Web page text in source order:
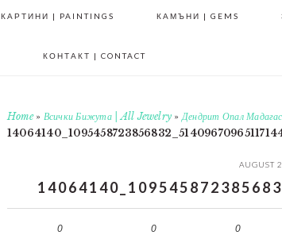
КАРТИНИ | PAINTINGS КАМЪНИ | GEMS
КОНТАКТ | CONTACT
Home» Всички Бижута | All Jewelry »Дендрит Опал
AUGUST
0 0 0